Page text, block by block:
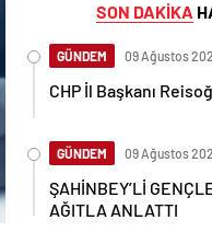
SON DAKİKA
GÜNDEM 09 Ağustos
CHP İl Başkanı
GÜNDEM 09 Ağustos
ŞAHİNBEY’Lİ
AĞITLA ANLATTI